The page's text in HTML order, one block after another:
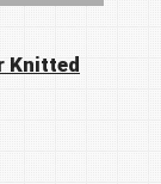
Knitted